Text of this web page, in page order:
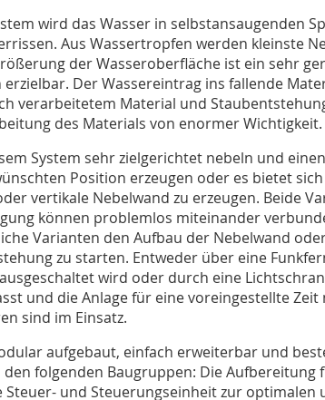
wird das Wasser in selbstansaugenden
Aus Wassertropfen werden kleinste
der Wasseroberfläche ist ein sehr
Der Wassereintrag ins fallende
verarbeitetem Material und
des Materials von enormer Wichtigkeit.
System sehr zielgerichtet nebeln und
Position erzeugen oder es bietet
vertikale Nebelwand zu erzeugen. Beide
können problemlos miteinander
Varianten den Aufbau der Nebelwand
zu starten. Entweder über eine
wird oder durch eine
und die Anlage für eine voreingestellte Zeit
sind im Einsatz.
aufgebaut, einfach erweiterbar und
den folgenden Baugruppen: Die Aufbereitung
Steuer- und Steuerungseinheit zur optimalen